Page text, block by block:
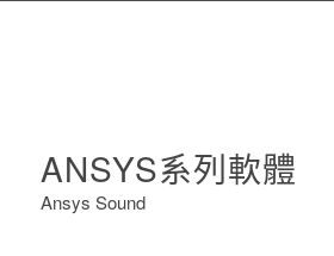
ANSYS系列軟體
Ansys Sound